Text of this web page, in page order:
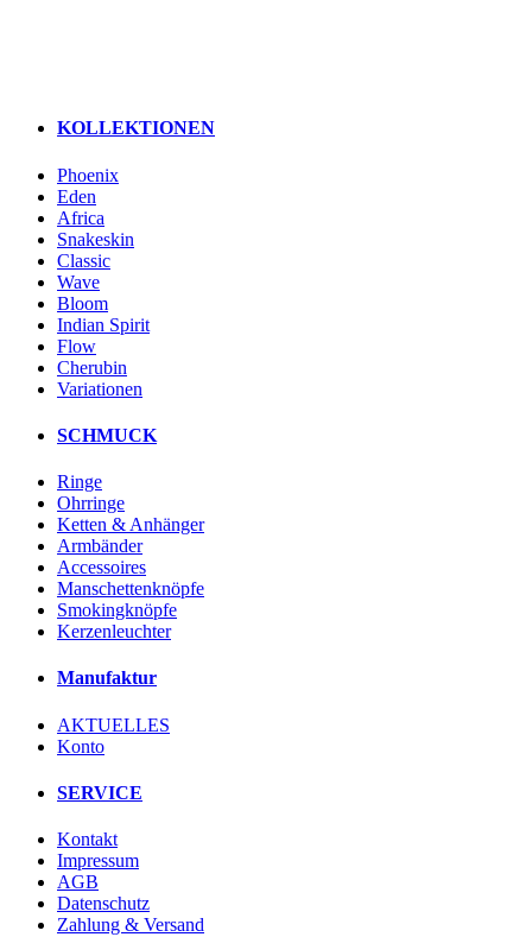
KOLLEKTIONEN
Phoenix
Eden
Africa
Snakeskin
Classic
Wave
Bloom
Indian Spirit
Flow
Cherubin
Variationen
SCHMUCK
Ringe
Ohrringe
Ketten & Anhänger
Armbänder
Accessoires
Manschettenknöpfe
Smokingknöpfe
Kerzenleuchter
Manufaktur
AKTUELLES
Konto
SERVICE
Kontakt
Impressum
AGB
Datenschutz
Zahlung & Versand